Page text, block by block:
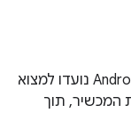
הכלים וממשקי ה-API לאופטימיזציה של Android נועדו למצוא
המכשיר, תוך